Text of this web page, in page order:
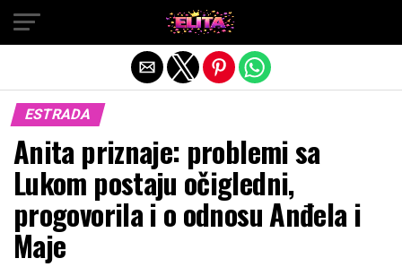
ESTRADA
Anita priznaje: problemi sa
Lukom postaju očigledni,
progovorila i o odnosu Anđela i
Maje
Exit mobile version